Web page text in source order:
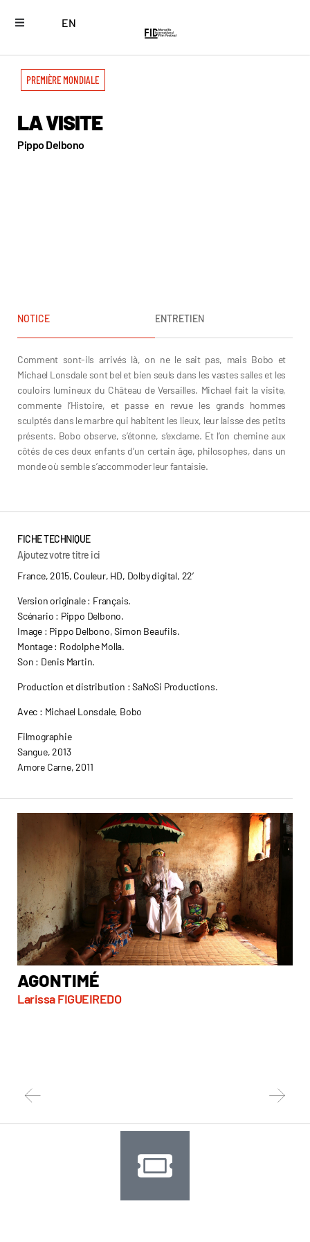
EN
PREMIÈRE MONDIALE
LA VISITE
Pippo Delbono
NOTICE ENTRETIEN
Comment sont-ils arrivés là, on ne le sait pas, mais Bobo et
Michael Lonsdale sont bel et bien seuls dans les vastes salles et les
couloirs lumineux du Château de Versailles. Michael fait la visite,
commente l’Histoire, et passe en revue les grands hommes
sculptés dans le marbre qui habitent les lieux, leur laisse des petits
présents. Bobo observe, s’étonne, s’exclame. Et l’on chemine aux
côtés de ces deux enfants d’un certain âge, philosophes, dans un
monde où semble s’accommoder leur fantaisie.
FICHE TECHNIQUE
Ajoutez votre titre ici
France, 2015, Couleur, HD, Dolby digital, 22’
Version originale : Français.
Scénario : Pippo Delbono.
Image : Pippo Delbono, Simon Beaufils.
Montage : Rodolphe Molla.
Son : Denis Martin.
Production et distribution : SaNoSi Productions.
Avec : Michael Lonsdale, Bobo
Filmographie
Sangue, 2013
Amore Carne, 2011
AGONTIMÉ
Larissa FIGUEIREDO